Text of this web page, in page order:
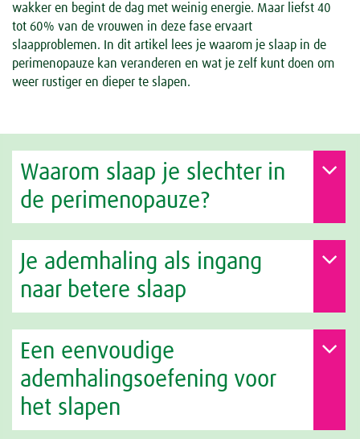
wakker en begint de dag met weinig energie. Maar liefst 40
tot 60% van de vrouwen in deze fase ervaart
slaapproblemen. In dit artikel lees je waarom je slaap in de
perimenopauze kan veranderen en wat je zelf kunt doen om
weer rustiger en dieper te slapen.
Waarom slaap je slechter in
de perimenopauze?
Je ademhaling als ingang
naar betere slaap
Een eenvoudige
ademhalingsoefening voor
het slapen